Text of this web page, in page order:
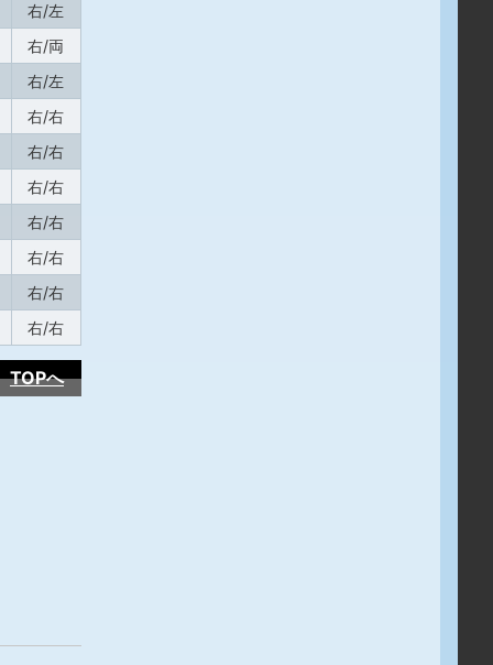
右/左
右/両
右/左
右/右
右/右
右/右
右/右
右/右
右/右
右/右
TOPへ